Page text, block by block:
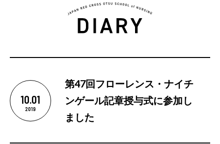
カリキュラム
10.01
2019
第47回フローレンス・ナイチ
ンゲール記章授与式に参加し
ました